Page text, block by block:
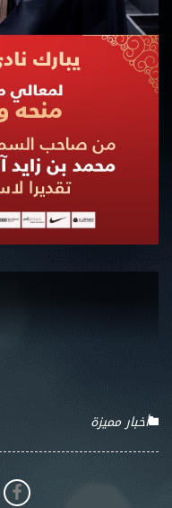
أخبار مميزة